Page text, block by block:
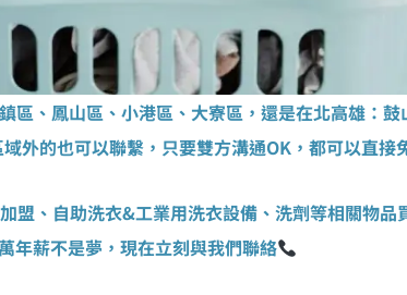
區、鳳山區、小港區、大寮區，還是在北高雄：
外的也可以聯繫，只要雙方溝通OK，都可以直接
盟、自助洗衣&工業用洗衣設備、洗劑等相關物品
年薪不是夢，現在立刻與我們聯絡